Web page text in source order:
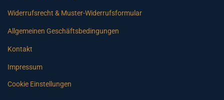
Widerrufsrecht & Muster-Widerrufsformular
Allgemeinen Geschäftsbedingungen
Kontakt
Impressum
Cookie Einstellungen